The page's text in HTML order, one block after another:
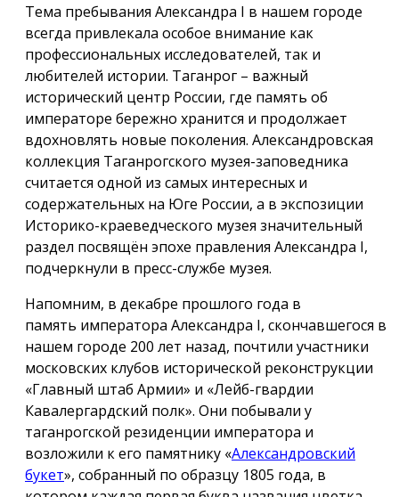
Тема пребывания Александра I в нашем городе
всегда привлекала особое внимание как
профессиональных исследователей, так и
любителей истории. Таганрог – важный
исторический центр России, где память об
императоре бережно хранится и продолжает
вдохновлять новые поколения. Александровская
коллекция Таганрогского музея-заповедника
считается одной из самых интересных и
содержательных на Юге России, а в экспозиции
Историко-краеведческого музея значительный
раздел посвящён эпохе правления Александра I,
подчеркнули в пресс-службе музея.
Напомним, в декабре прошлого года в
память императора Александра I, скончавшегося в
нашем городе 200 лет назад, почтили участники
московских клубов исторической реконструкции
«Главный штаб Армии» и «Лейб-гвардии
Кавалергардский полк». Они побывали у
таганрогской резиденции императора и
возложили к его памятнику «Александровский
букет», собранный по образцу 1805 года, в